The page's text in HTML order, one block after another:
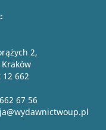
2,
662
67 56